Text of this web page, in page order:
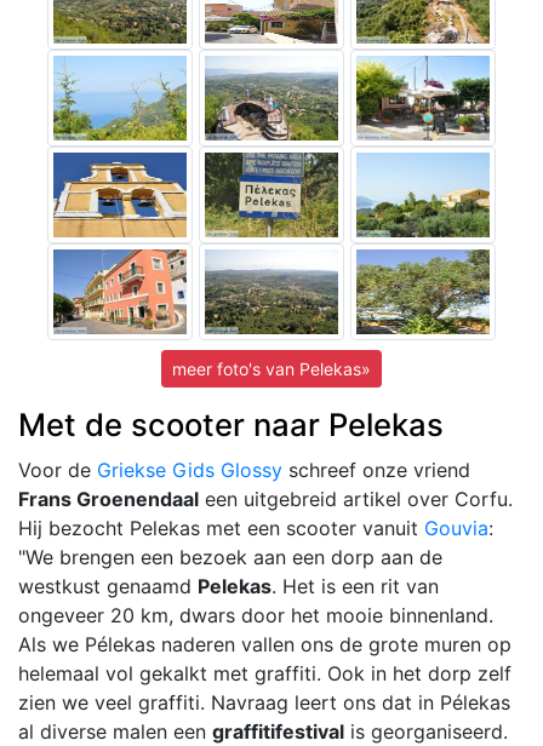
meer foto's van Pelekas»
Met de scooter naar Pelekas
Voor de Griekse Gids Glossy schreef onze vriend
Frans Groenendaal een uitgebreid artikel over Corfu.
Hij bezocht Pelekas met een scooter vanuit Gouvia:
"We brengen een bezoek aan een dorp aan de
westkust genaamd Pelekas. Het is een rit van
ongeveer 20 km, dwars door het mooie binnenland.
Als we Pélekas naderen vallen ons de grote muren op
helemaal vol gekalkt met graffiti. Ook in het dorp zelf
zien we veel graffiti. Navraag leert ons dat in Pélekas
al diverse malen een graffitifestival is georganiseerd.